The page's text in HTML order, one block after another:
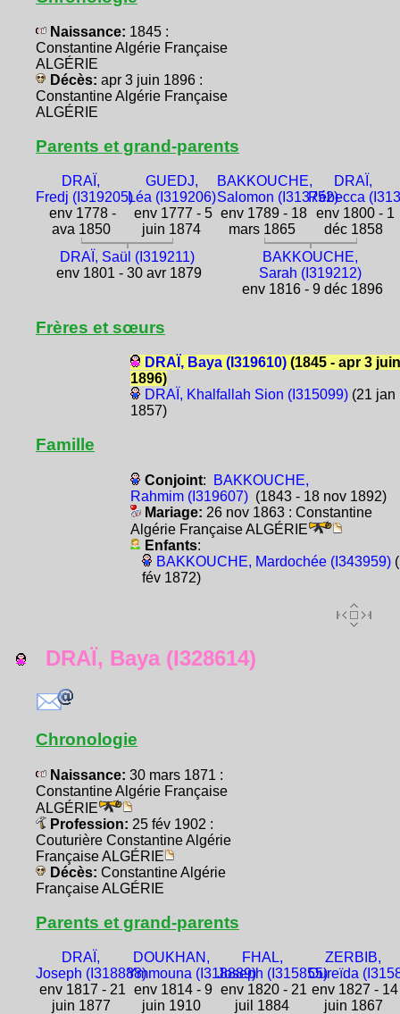
Naissance: 1845 :
Constantine Algérie Française
ALGÉRIE
Décès: apr 3 juin 1896 :
Constantine Algérie Française
ALGÉRIE
Parents et grand-parents
DRAÏ,
Fredj (I319205)
env 1778 -
ava 1850
GUEDJ,
Léa (I319206)
env 1777 - 5
juin 1874
BAKKOUCHE,
Salomon (I313752)
env 1789 - 18
mars 1865
DRAÏ,
Rébecca
env 1800 - 1
déc 1858
DRAÏ, Saül (I319211)
env 1801 - 30 avr 1879
BAKKOUCHE,
Sarah (I319212)
env 1816 - 9 déc 1896
Frères et sœurs
DRAÏ, Baya (I319610)(1845 - apr 3 juin
1896)
DRAÏ, Khalfallah Sion (I315099)(21 jan
1857)
Famille
Conjoint:
BAKKOUCHE,
Rahmim (I319607)(1843 - 18 nov 1892)
Mariage: 26 nov 1863 : Constantine
Algérie Française ALGÉRIE
Enfants:
BAKKOUCHE, Mardochée (I343959)
fév 1872)
DRAÏ, Baya (I328614)
Chronologie
Naissance: 30 mars 1871 :
Constantine Algérie Française
ALGÉRIE
Profession: 25 fév 1902 :
Couturière Constantine Algérie
Française ALGÉRIE
Décès: Constantine Algérie
Française ALGÉRIE
Parents et grand-parents
DRAÏ,
Joseph (I318888)
env 1817 - 21
juin 1877
DOUKHAN,
Ymmouna (I318889)
env 1814 - 9
juin 1910
FHAL,
Joseph (I315855)
env 1820 - 21
juil 1884
ZERBIB,
Oureïda
env 1827 - 14
juin 1867